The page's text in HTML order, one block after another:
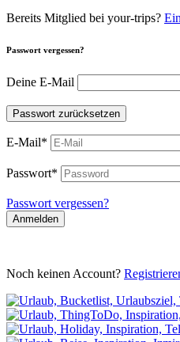
Bereits Mitglied bei your-trips?
Passwort vergessen?
Deine E-Mail
Passwort zurücksetzen
E-Mail*
Passwort*
Passwort vergessen?
Anmelden
Noch keinen Account?